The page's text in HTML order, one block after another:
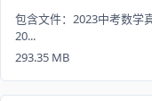
包含文件：2023中考数学
20...
293.35 MB